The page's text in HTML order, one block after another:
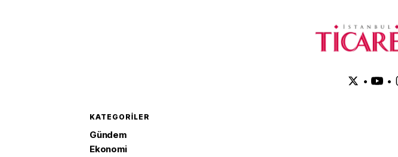
• •
KATEGORILER
Gündem
Ekonomi